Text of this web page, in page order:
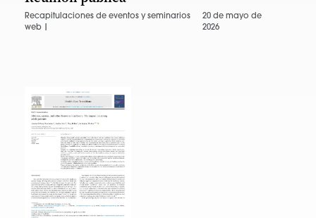
Recapitulaciones de eventos y seminarios
web |
20 de mayo de
2026